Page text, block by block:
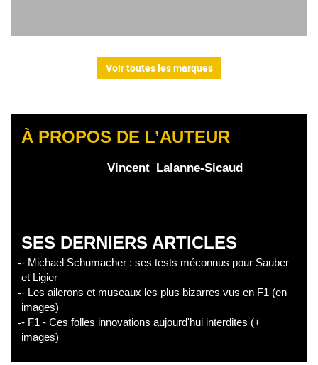
Voir toutes les marques
À PROPOS DE L’AUTEUR
Vincent_Lalanne-Sicaud
SES DERNIERS ARTICLES
- Michael Schumacher : ses tests méconnus pour Sauber
et Ligier
- Les ailerons et museaux les plus bizarres vus en F1 (en
images)
- F1 - Ces folles innovations aujourd'hui interdites (+
images)